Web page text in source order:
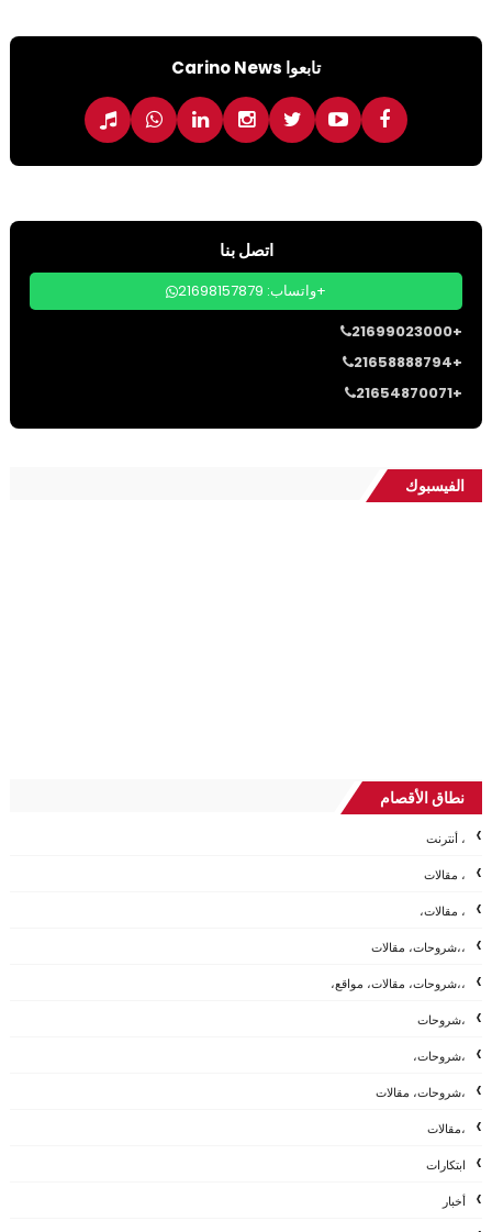
تابعوا Carino News
اتصل بنا
واتساب: 21698157879+
21699023000+
21658888794+
21654870071+
الفيسبوك
نطاق الأقصام
، أنترنت
، مقالات
، مقالات،
،،شروحات، مقالات
،،شروحات، مقالات، مواقع،
،شروحات
،شروحات،
،شروحات، مقالات
،مقالات
ابتكارات
أخبار